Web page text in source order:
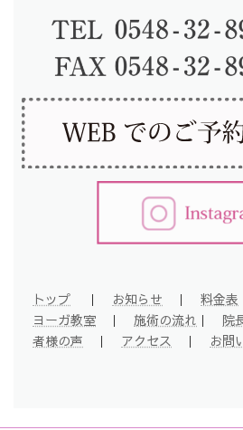
トップ ｜ お知らせ ｜ 料金表
ヨーガ教室 ｜ 施術の流れ ｜ 院
者様の声 ｜ アクセス ｜ お問